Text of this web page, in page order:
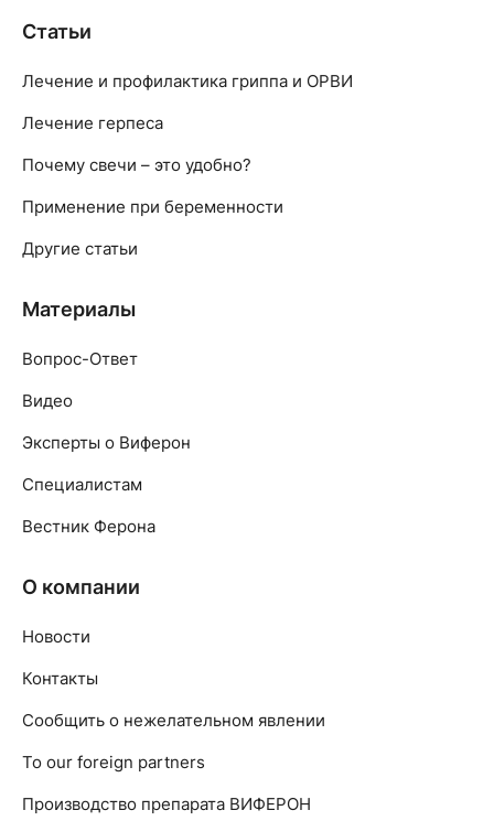
Статьи
Лечение и профилактика гриппа и ОРВИ
Лечение герпеса
Почему свечи – это удобно?
Применение при беременности
Другие статьи
Материалы
Вопрос-Ответ
Видео
Эксперты о Виферон
Специалистам
Вестник Ферона
О компании
Новости
Контакты
Сообщить о нежелательном явлении
To our foreign partners
Производство препарата ВИФЕРОН